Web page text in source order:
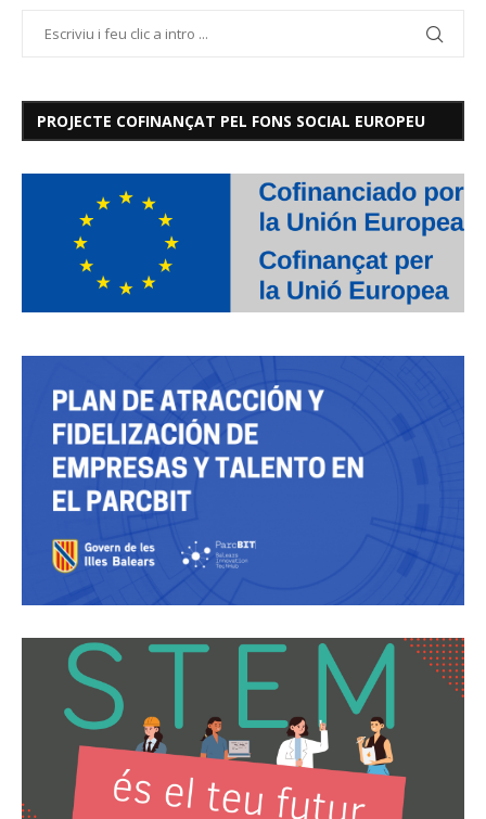
PROJECTE COFINANÇAT PEL FONS SOCIAL EUROPEU